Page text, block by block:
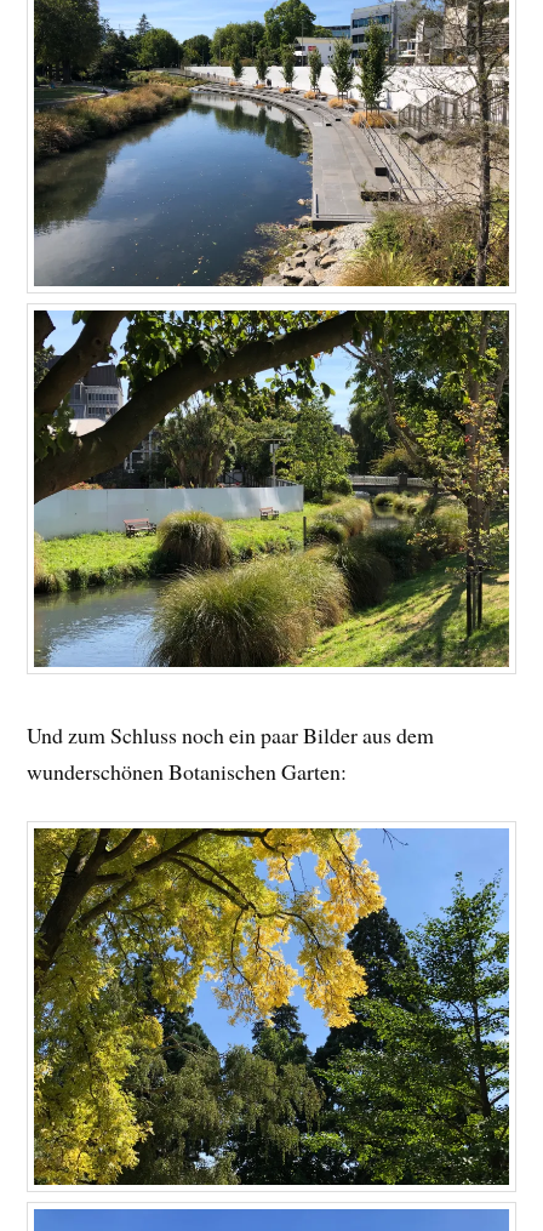
Und zum Schluss noch ein paar Bilder aus dem
wunderschönen Botanischen Garten: